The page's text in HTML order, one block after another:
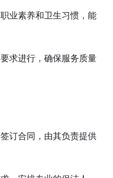
业素养和卫生习惯，能
求进行，确保服务质量
订合同，由其负责提供